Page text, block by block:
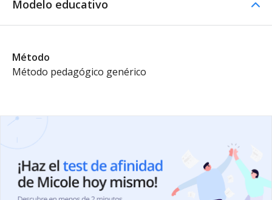
Modelo educativo
Método
Método pedagógico genérico